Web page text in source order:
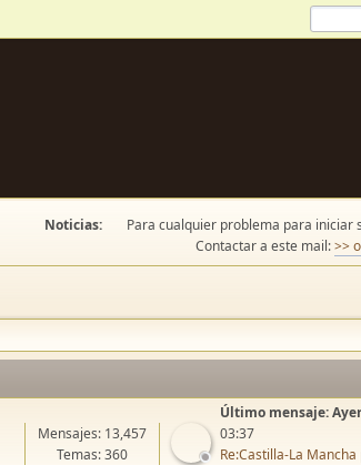
Noticias:
Para cualquier problema para iniciar
Contactar a este mail:>>
Mensajes: 13,457
Temas: 360
Último mensaje:
03:37
Re:Castilla-La Mancha